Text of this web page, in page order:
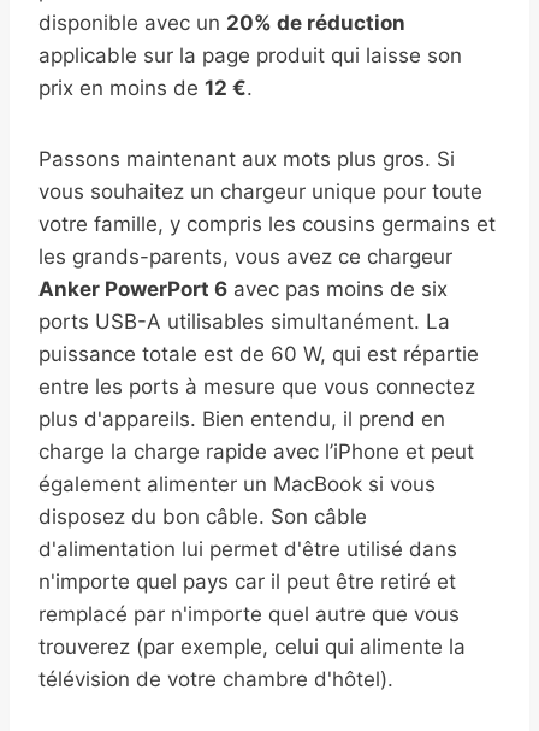
disponible avec un 20% de réduction
applicable sur la page produit qui laisse son
prix en moins de 12 €.
Passons maintenant aux mots plus gros. Si
vous souhaitez un chargeur unique pour toute
votre famille, y compris les cousins ​​germains et
les grands-parents, vous avez ce chargeur
Anker PowerPort 6 avec pas moins de six
ports USB-A utilisables simultanément. La
puissance totale est de 60 W, qui est répartie
entre les ports à mesure que vous connectez
plus d'appareils. Bien entendu, il prend en
charge la charge rapide avec l’iPhone et peut
également alimenter un MacBook si vous
disposez du bon câble. Son câble
d'alimentation lui permet d'être utilisé dans
n'importe quel pays car il peut être retiré et
remplacé par n'importe quel autre que vous
trouverez (par exemple, celui qui alimente la
télévision de votre chambre d'hôtel).